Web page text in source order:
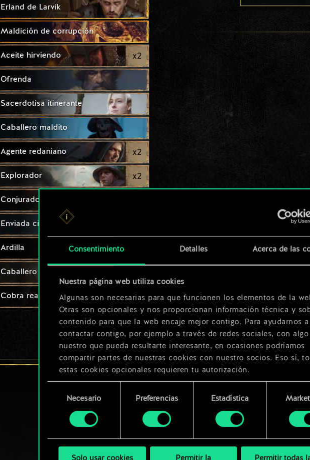
Consentimiento Detalles Acerca de las
Nuestra página web utiliza cookies
Algunas son necesarias para que funcionen los elementos de la
Otras son opcionales y nos proporcionan información técnica y
contenido para que la web encaje mejor contigo. Para ayudarnos a
contactar contigo, por ejemplo a través de redes sociales, con algo
nuestro que pueda resultarte interesante, en ocasiones podríamos
compartir partes de nuestras cookies con nuestro socios. Eso sí,
estas cookies opcionales requieren tu autorización.
Encontrarás todos los detalles sobre nuestro uso de las cookies y
más abajo.
consentimiento
Necesario Preferencias Estadística
Erland de Larvik
Maldición de corrupción
Aceite hirviendo x2
Ofrenda
Sacerdotisa itinerante
Caballero maldito
Agente redaniano x2
Explorador x2
Conjurador
Enviada cintriana
Ardilla
Caballero cintriano
Cobra real